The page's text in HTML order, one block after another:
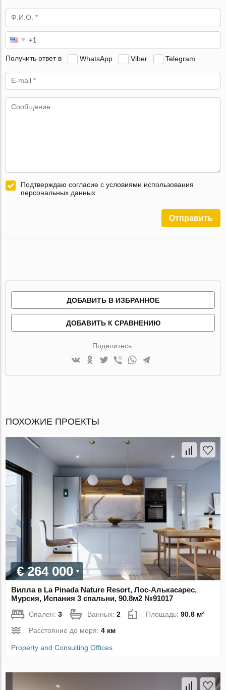
Получить ответ в WhatsApp Viber Telegram
Подтверждаю согласие с условиями использования
персональных данных
Отправить
ДОБАВИТЬ В ИЗБРАННОЕ
ДОБАВИТЬ К СРАВНЕНИЮ
Поделитесь:
ПОХОЖИЕ ПРОЕКТЫ
€ 264 000
Вилла в La Pinada Nature Resort, Лос-Алькасарес,
Мурсия, Испания 3 спальни, 90.8м2 №91017
Спален:3 Ванных:2 Площадь:90.8 м²
Расстояние до моря:4 км
Property and Consulting Offices